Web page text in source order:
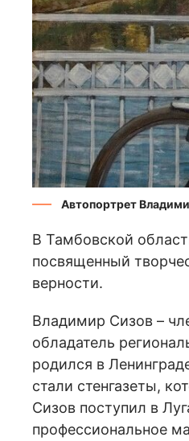
Автопортрет
В Тамбовской
посвященный
верности.
Владимир Сизов –
обладатель
родился в
стали стенгазеты,
Сизов поступил в
профессиональное